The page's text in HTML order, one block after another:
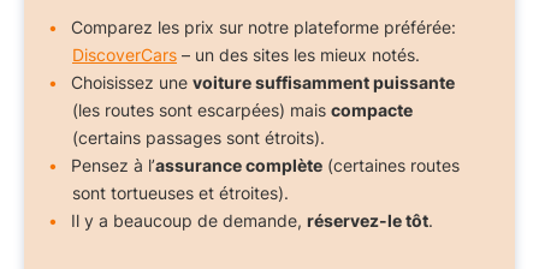
Comparez les prix sur notre plateforme préférée:
DiscoverCars – un des sites les mieux notés.
Choisissez une voiture suffisamment puissante
(les routes sont escarpées) mais compacte
(certains passages sont étroits).
Pensez à l’assurance complète (certaines routes
sont tortueuses et étroites).
Il y a beaucoup de demande, réservez-le tôt.